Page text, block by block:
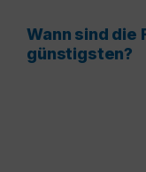
Wann sind die
günstigsten?